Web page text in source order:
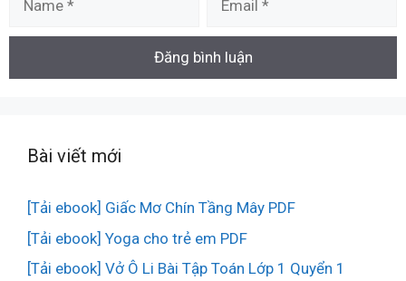
Bài viết mới
[Tải ebook] Giấc Mơ Chín Tầng Mây PDF
[Tải ebook] Yoga cho trẻ em PDF
[Tải ebook] Vở Ô Li Bài Tập Toán Lớp 1 Quyển 1